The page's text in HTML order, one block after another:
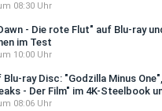
08:30 Uhr
- Die rote Flut" auf Blu-ray
im Test
10:00 Uhr
Blu-ray Disc: "Godzilla Minus
- Der Film" im 4K-Steelbook
08:06 Uhr